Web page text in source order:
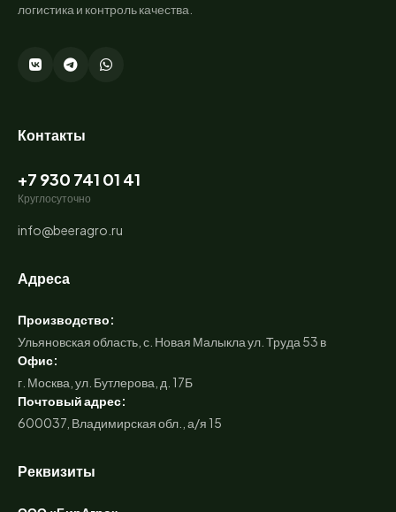
логистика и контроль качества.
Контакты
+7 930 741 01 41
Круглосуточно
info@beeragro.ru
Адреса
Производство:
Ульяновская область, с. Новая Малыкла ул. Труда 53 в
Офис:
г. Москва, ул. Бутлерова, д. 17Б
Почтовый адрес:
600037, Владимирская обл., а/я 15
Реквизиты